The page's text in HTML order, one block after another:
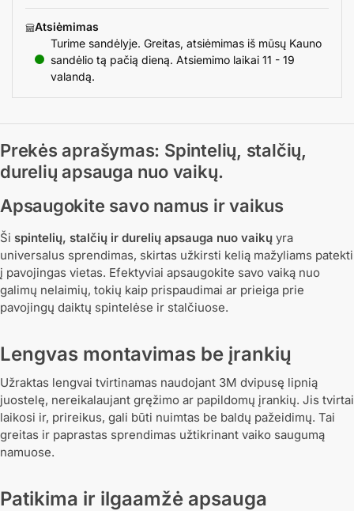
Atsiėmimas
Turime sandėlyje. Greitas, atsiėmimas iš mūsų Kauno
sandėlio tą pačią dieną. Atsiemimo laikai 11 - 19
valandą.
Prekės aprašymas: Spintelių, stalčių,
durelių apsauga nuo vaikų.
Apsaugokite savo namus ir vaikus
Ši spintelių, stalčių ir durelių apsauga nuo vaikų yra
universalus sprendimas, skirtas užkirsti kelią mažyliams patekti
į pavojingas vietas. Efektyviai apsaugokite savo vaiką nuo
galimų nelaimių, tokių kaip prispaudimai ar prieiga prie
pavojingų daiktų spintelėse ir stalčiuose.
Lengvas montavimas be įrankių
Užraktas lengvai tvirtinamas naudojant 3M dvipusę lipnią
juostelę, nereikalaujant gręžimo ar papildomų įrankių. Jis tvirtai
laikosi ir, prireikus, gali būti nuimtas be baldų pažeidimų. Tai
greitas ir paprastas sprendimas užtikrinant vaiko saugumą
namuose.
Patikima ir ilgaamžė apsauga